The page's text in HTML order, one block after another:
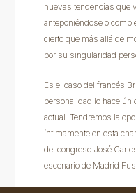
nuevas tendencias que
anteponiéndose o
cierto que más allá de
por su singularidad
Es el caso del francés
personalidad lo hace
actual. Tendremos la
íntimamente en esta
del congreso José
escenario de Madrid